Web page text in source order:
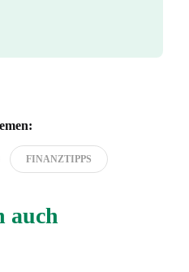
FINANZTIPPS
auch